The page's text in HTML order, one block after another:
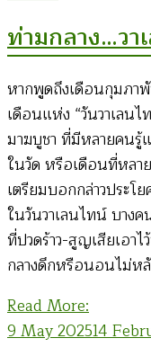
ท่ามกลาง…ว
หากพูดถึงเดือนกุมภา
เดือนแห่ง “วันวาเลน
มาฆบูชา ที่มีหลายคนรู้
ในวัด หรือเดือนที่หลา
เตรียมบอกกล่าวประโ
ในวันวาเลนไทน์ บาง
ที่ปวดร้าว-สูญเสียเอา
กลางดึกหรือนอนไม่ห
Read More:
9 May 202514